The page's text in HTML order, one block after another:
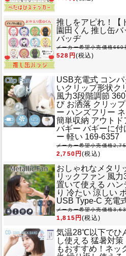
推しをアピれ！
園田くん 推し缶
バッヂ
メーカー希望小売価格660
528円(税込)
USB充電式 コン
いクリップ形状ク
風力3段階調節
び お洒落 クリッ
ー ハンズフリー
簡単収納 アウトド
バギー バギーに付
ー 軽い 169-6357
メーカー希望小売価格
2,750円(税込)
おしゃれなメタリ
リックファン 風
置いて使える ハ
り 冷たい 涼しい
USB Type-C 充電
メーカー希望小売価格
1,815円(税込)
気温28℃以下でひ
し使える 猛暑対
もおすすめ！ ネッ